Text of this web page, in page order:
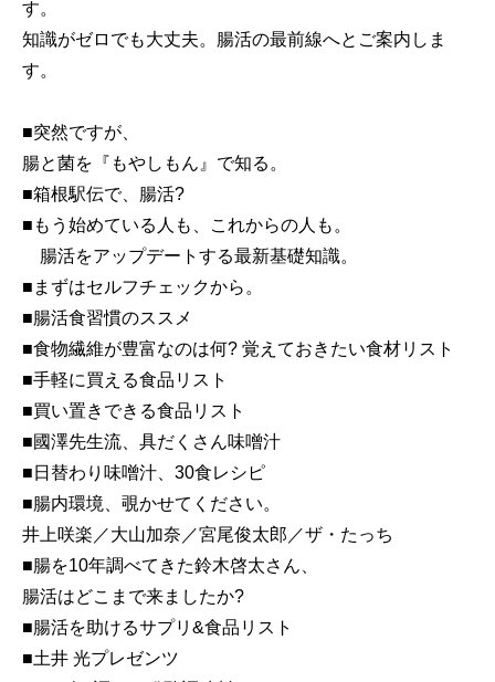
す。
知識がゼロでも大丈夫。腸活の最前線へとご案内しま
す。
■突然ですが、
腸と菌を『もやしもん』で知る。
■箱根駅伝で、腸活?
■もう始めている人も、これからの人も。
腸活をアップデートする最新基礎知識。
■まずはセルフチェックから。
■腸活食習慣のススメ
■食物繊維が豊富なのは何? 覚えておきたい食材リスト
■手軽に買える食品リスト
■買い置きできる食品リスト
■國澤先生流、具だくさん味噌汁
■日替わり味噌汁、30食レシピ
■腸内環境、覗かせてください。
井上咲楽／大山加奈／宮尾俊太郎／ザ・たっち
■腸を10年調べてきた鈴木啓太さん、
腸活はどこまで来ましたか?
■腸活を助けるサプリ&食品リスト
■土井 光プレゼンツ